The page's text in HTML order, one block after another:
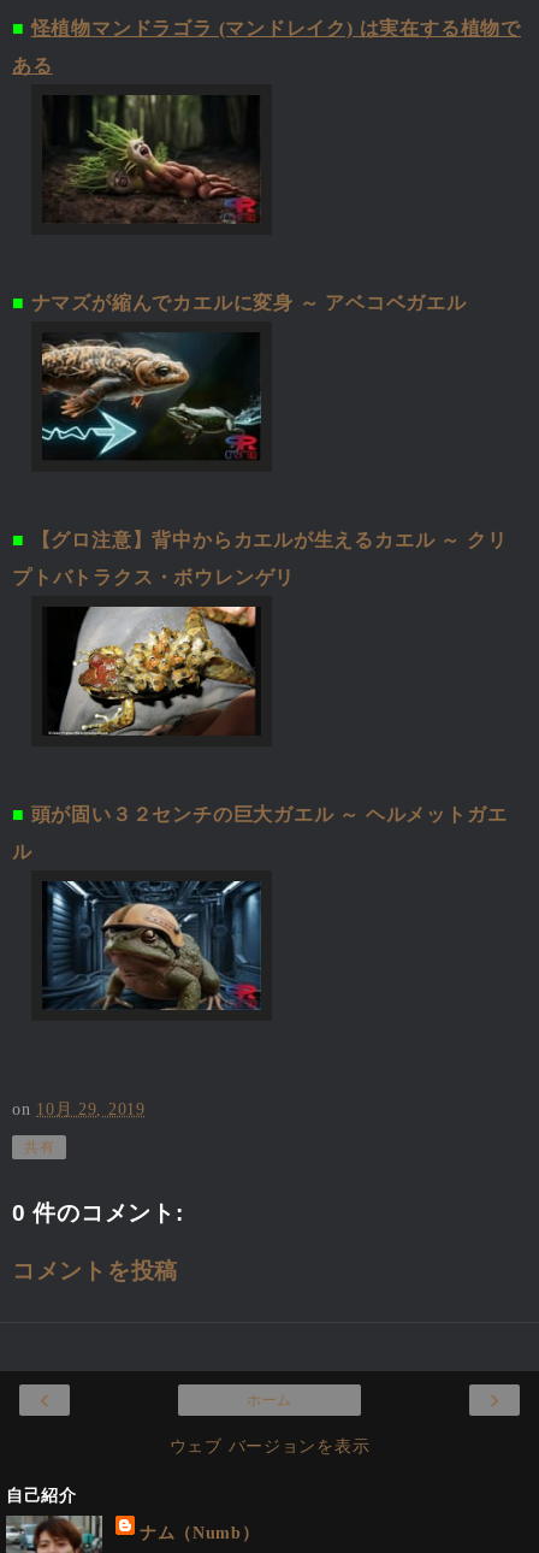
■ 怪植物マンドラゴラ (マンドレイク) は実在する植物で
ある
■ ナマズが縮んでカエルに変身 ～ アベコベガエル
■
【グロ注意】背中からカエルが生えるカエル ～ クリ
プトバトラクス・ボウレンゲリ
■ 頭が固い３２センチの巨大ガエル ～ ヘルメットガエ
ル
on 10月 29, 2019
共有
0 件のコメント:
コメントを投稿
‹ ›
ホーム
ウェブ バージョンを表示
自己紹介
ナム（Numb）